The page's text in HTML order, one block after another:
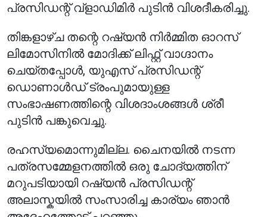
പ്രസിഡന്റ് വ്‌ളാഡിമിർ പുടിൻ വിശദീകരിച്ചു.
തിങ്കളാഴ്ച തന്റെ റഷ്യൻ നിർമ്മിത ഓറസ്
ലിമോസിനിൽ മോദിക്ക് ലിഫ്റ്റ് വാഗ്ദാനം
ചെയ്തപ്പോൾ, യുഎസ് പ്രസിഡന്റ്
ഡൊണാൾഡ് ട്രംപുമായുള്ള
സംഭാഷണത്തിന്റെ വിശദാംശങ്ങൾ ശ്രീ
പുടിൻ പങ്കുവെച്ചു.
രഹസ്യമൊന്നുമില്ല. ചൈനയിൽ നടന്ന
പത്രസമ്മേളനത്തിൽ ഒരു ചോദ്യത്തിന്
മറുപടിയായി റഷ്യൻ പ്രസിഡന്റ്
അലാസ്കയിൽ സംസാരിച്ച കാര്യം ഞാൻ